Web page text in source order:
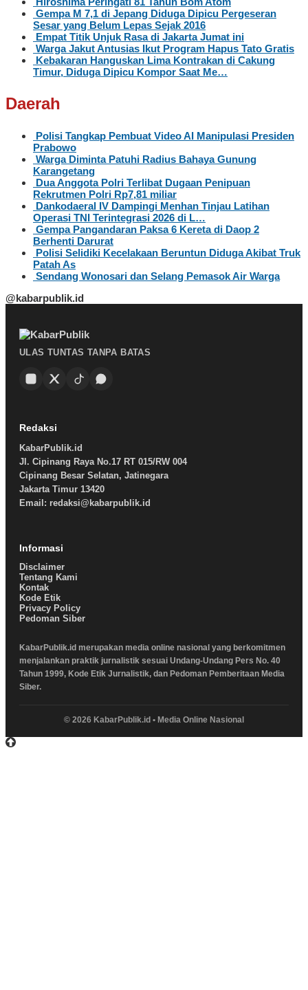
Gempa M 7,1 di Jepang Diduga Dipicu Pergeseran
Sesar yang Belum Lepas Sejak 2016
Empat Titik Unjuk Rasa di Jakarta Jumat ini
Warga Jakut Antusias Ikut Program Hapus Tato Gratis
Kebakaran Hanguskan Lima Kontrakan di Cakung
Timur, Diduga Dipicu Kompor Saat Me…
Daerah
Polisi Tangkap Pembuat Video AI Manipulasi Presiden
Prabowo
Warga Diminta Patuhi Radius Bahaya Gunung
Karangetang
Dua Anggota Polri Terlibat Dugaan Penipuan
Rekrutmen Polri Rp7,81 miliar
Dankodaeral IV Dampingi Menhan Tinjau Latihan
Operasi TNI Terintegrasi 2026 di L…
Gempa Pangandaran Paksa 6 Kereta di Daop 2
Berhenti Darurat
Polisi Selidiki Kecelakaan Beruntun Diduga Akibat Truk
Patah As
Sendang Wonosari dan Selang Pemasok Air Warga
@kabarpublik.id
ULAS TUNTAS TANPA BATAS
Redaksi
KabarPublik.id
Jl. Cipinang Raya No.17 RT 015/RW 004
Cipinang Besar Selatan, Jatinegara
Jakarta Timur 13420
Email: redaksi@kabarpublik.id
Informasi
Disclaimer
Tentang Kami
Kontak
Kode Etik
Privacy Policy
Pedoman Siber
KabarPublik.id merupakan media online nasional yang berkomitmen
menjalankan praktik jurnalistik sesuai Undang-Undang Pers No. 40
Tahun 1999, Kode Etik Jurnalistik, dan Pedoman Pemberitaan Media
Siber.
© 2026 KabarPublik.id • Media Online Nasional